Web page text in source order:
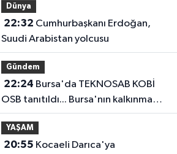
Dünya
22:32
Suudi Arabistan yolcusu
Gündem
22:24
OSB tanıtıldı... Bursa'nın kalkınma
yolculuğunda yeni dönem
YAŞAM
20:55